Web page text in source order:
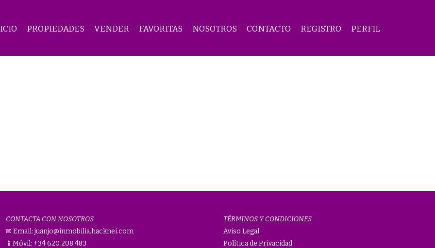
PROPIEDADES VENDER FAVORITAS NOSOTROS CONTACTO REGISTRO PERFIL
CONTACTA CON NOSOTROS
✉ Email: juanjo@inmobilia.hacknei.com
📱Móvil: +34 620 208 483
TÉRMINOS Y CONDICIONES
Aviso Legal
Política de Privacidad